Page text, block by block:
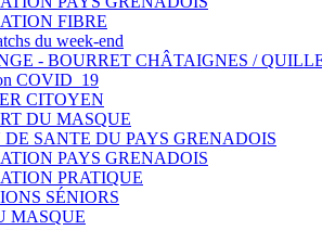
FIBRE
du week-end
- BOURRET CHÂTAIGNES /
COVID_19
CITOYEN
DU MASQUE
SANTE DU PAYS GRENADOIS
PAYS GRENADOIS
PRATIQUE
SÉNIORS
MASQUE